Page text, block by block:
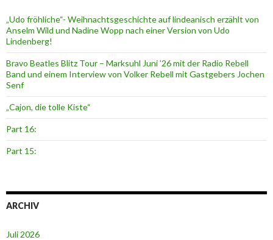
„Udo fröhliche“- Weihnachtsgeschichte auf lindeanisch erzählt von
Anselm Wild und Nadine Wopp nach einer Version von Udo
Lindenberg!
Bravo Beatles Blitz Tour – Marksuhl Juni ’26 mit der Radio Rebell
Band und einem Interview von Volker Rebell mit Gastgebers Jochen
Senf
„Cajon, die tolle Kiste“
Part 16:
Part 15:
ARCHIV
Juli 2026